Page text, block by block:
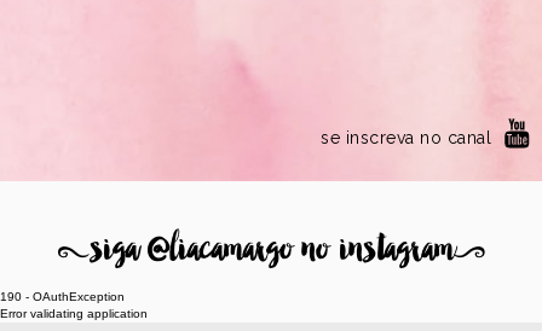
se inscreva no canal
8siga @liacamargo no instagram9
190 - OAuthException
Error validating application